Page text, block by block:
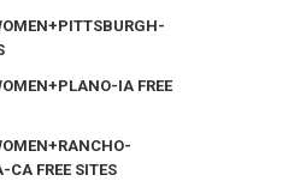
IA FREE
FREE SITES